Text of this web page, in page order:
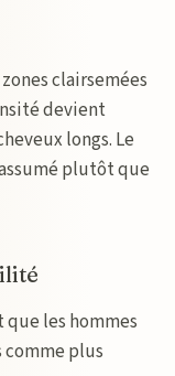
clairsemées
devient
longs. Le
plutôt que
les hommes
comme plus